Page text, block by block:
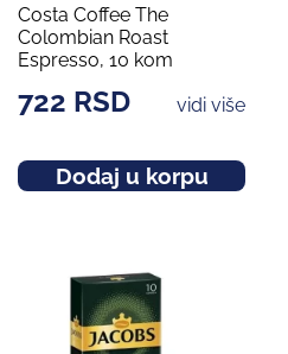
Costa Coffee The
Colombian Roast
Espresso, 10 kom
722 RSD vidi više
Dodaj u korpu